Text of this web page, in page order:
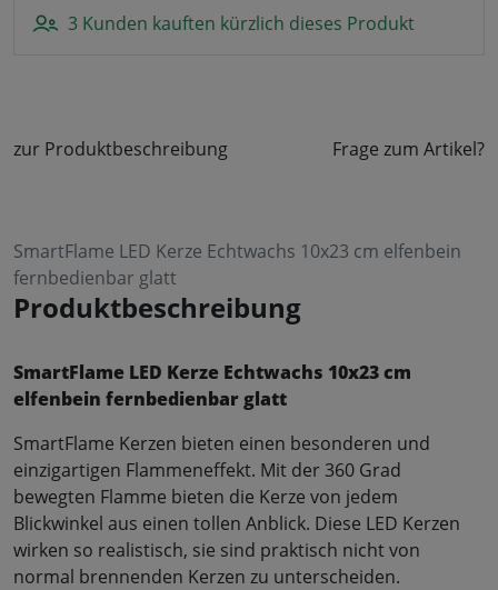
3 Kunden kauften kürzlich dieses Produkt
zur Produktbeschreibung Frage zum Artikel?
SmartFlame LED Kerze Echtwachs 10x23 cm elfenbein
fernbedienbar glatt
Produktbeschreibung
SmartFlame LED Kerze Echtwachs 10x23 cm
elfenbein fernbedienbar glatt
SmartFlame Kerzen bieten einen besonderen und
einzigartigen Flammeneffekt. Mit der 360 Grad
bewegten Flamme bieten die Kerze von jedem
Blickwinkel aus einen tollen Anblick. Diese LED Kerzen
wirken so realistisch, sie sind praktisch nicht von
normal brennenden Kerzen zu unterscheiden.